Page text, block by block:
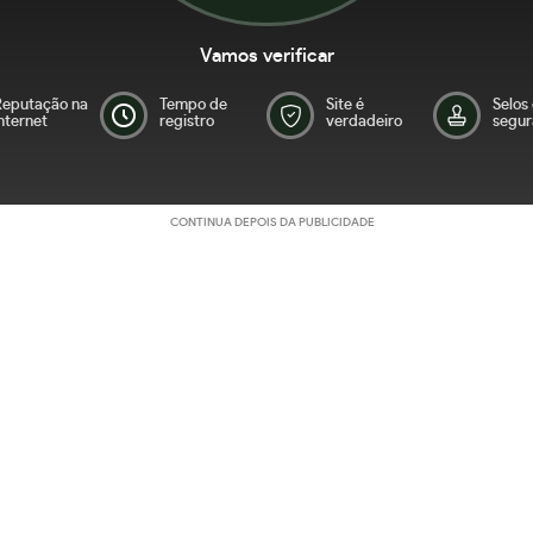
Vamos verificar
na
Tempo de
registro
Site é
verdadeiro
Selos
CONTINUA DEPOIS DA PUBLICIDADE